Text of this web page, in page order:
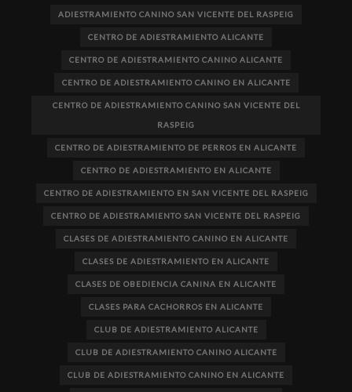
ADIESTRAMIENTO CANINO SAN VICENTE DEL RASPEIG
CENTRO DE ADIESTRAMIENTO ALICANTE
CENTRO DE ADIESTRAMIENTO CANINO ALICANTE
CENTRO DE ADIESTRAMIENTO CANINO EN ALICANTE
CENTRO DE ADIESTRAMIENTO CANINO SAN VICENTE DEL
RASPEIG
CENTRO DE ADIESTRAMIENTO DE PERROS EN ALICANTE
CENTRO DE ADIESTRAMIENTO EN ALICANTE
CENTRO DE ADIESTRAMIENTO EN SAN VICENTE DEL RASPEIG
CENTRO DE ADIESTRAMIENTO SAN VICENTE DEL RASPEIG
CLASES DE ADIESTRAMIENTO CANINO EN ALICANTE
CLASES DE ADIESTRAMIENTO EN ALICANTE
CLASES DE OBEDIENCIA CANINA EN ALICANTE
CLASES PARA CACHORROS EN ALICANTE
CLUB DE ADIESTRAMIENTO ALICANTE
CLUB DE ADIESTRAMIENTO CANINO ALICANTE
CLUB DE ADIESTRAMIENTO CANINO EN ALICANTE